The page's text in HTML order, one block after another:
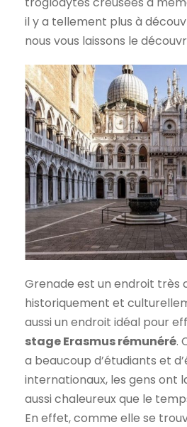
il y a tellement plus à
nous vous laissons le
Grenade est un endroit très
historiquement et
aussi un endroit idéal pour
stage Erasmus rémunéré.
a beaucoup d’étudiants et
internationaux, les gens ont
aussi chaleureux que le
En effet, comme elle se